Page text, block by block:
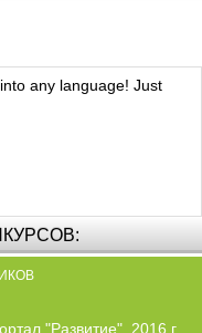
any language! Just
"Развитие", 2016 г.